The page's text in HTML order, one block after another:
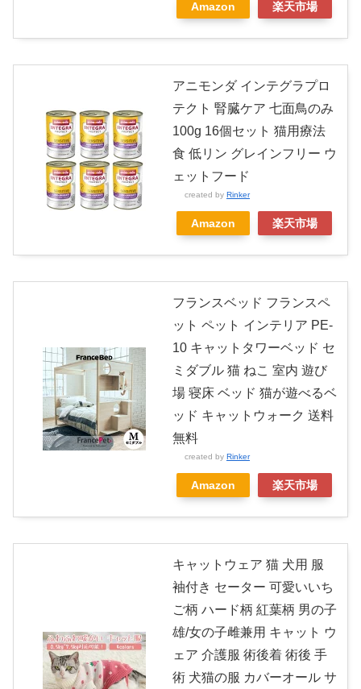
Amazon 楽天市場
アニモンダ インテグラプロ
テクト 腎臓ケア 七面鳥のみ
100g 16個セット 猫用療法
食 低リン グレインフリー ウ
ェットフード
created by Rinker
Amazon 楽天市場
フランスベッド フランスペ
ット ペット インテリア PE-
10 キャットタワーベッド セ
ミダブル 猫 ねこ 室内 遊び
場 寝床 ベッド 猫が遊べるベ
ッド キャットウォーク 送料
無料
created by Rinker
Amazon 楽天市場
キャットウェア 猫 犬用 服
袖付き セーター 可愛いいち
ご柄 ハード柄 紅葉柄 男の子
雄/女の子雌兼用 キャット ウ
ェア 介護服 術後着 術後 手
術 犬猫の服 カバーオール サ